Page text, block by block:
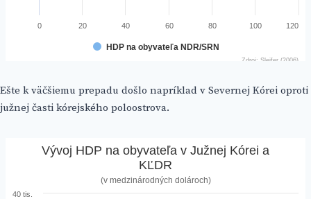
Ešte k väčšiemu prepadu došlo napríklad v Severnej Kórei oproti
južnej časti kórejského poloostrova.